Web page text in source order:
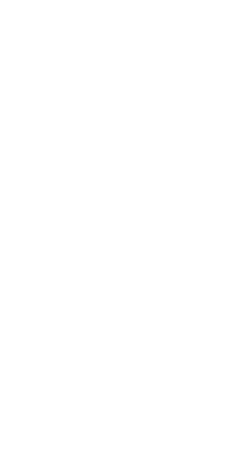
позволяет контролировать ход